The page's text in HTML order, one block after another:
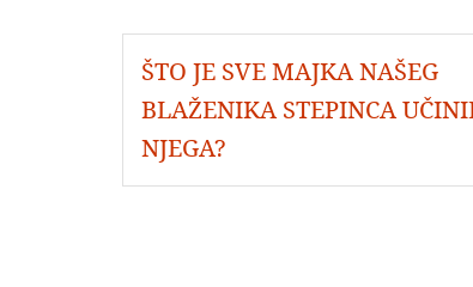
objava
ŠTO JE SVE MAJKA NAŠEG
BLAŽENIKA STEPINCA
NJEGA?